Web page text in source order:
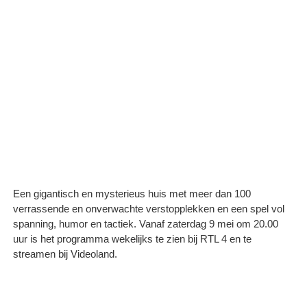
Een gigantisch en mysterieus huis met meer dan 100
verrassende en onverwachte verstopplekken en een spel vol
spanning, humor en tactiek. Vanaf zaterdag 9 mei om 20.00
uur is het programma wekelijks te zien bij RTL 4 en te
streamen bij Videoland.